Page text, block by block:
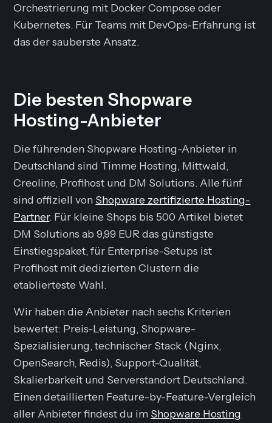
Orchestrierung mit Docker Compose oder
Kubernetes. Für Teams mit DevOps-Erfahrung ist
das der sauberste Ansatz.
Die besten Shopware
Hosting-Anbieter
Die führenden Shopware Hosting-Anbieter in
Deutschland sind Timme Hosting, Mittwald,
Creoline, Profihost und DM Solutions. Alle fünf
sind offiziell von Shopware zertifizierte Hosting-
Partner. Für kleine Shops bis 500 Artikel bietet
DM Solutions ab 9,99 EUR das günstigste
Einstiegspaket, für Enterprise-Setups ist
Profihost mit dedizierten Clustern die
etablierteste Wahl.
Wir haben die Anbieter nach sechs Kriterien
bewertet: Preis-Leistung, Shopware-
Spezialisierung, technischer Stack (Nginx,
OpenSearch, Redis), Support-Qualität,
Skalierbarkeit und Serverstandort Deutschland.
Einen detaillierten Feature-by-Feature-Vergleich
aller Anbieter findest du im Shopware Hosting